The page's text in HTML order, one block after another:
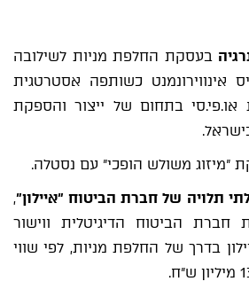
בעסקת החלפת מניות לשילובה
אינווירונמנט כשותפה אסטרטגית
או.פי.סי בתחום של ייצור והספקת
"מיזוג משולש הופכי" עם נסטלה.
תלויה של חברת הביטוח "איילון",
חברת הביטוח הדיגיטלית ווישור
בדרך של החלפת מניות, לפי שווי